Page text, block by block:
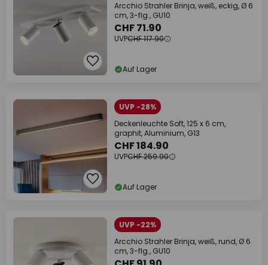
Arcchio Strahler Brinja, weiß, eckig, Ø 6
cm, 3-flg., GU10
CHF 71.90
UVPCHF 117.90
Auf Lager
UVP -28%
Deckenleuchte Soft, 125 x 6 cm,
graphit, Aluminium, G13
CHF 184.90
UVPCHF 259.90
Auf Lager
UVP -22%
Arcchio Strahler Brinja, weiß, rund, Ø 6
cm, 3-flg., GU10